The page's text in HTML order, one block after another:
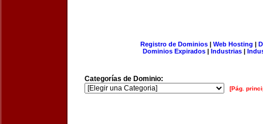
Registro de Dominios| Web Hosting |
Dominios Expirados | Industrias |
Categorías de Dominio:
[Pág.